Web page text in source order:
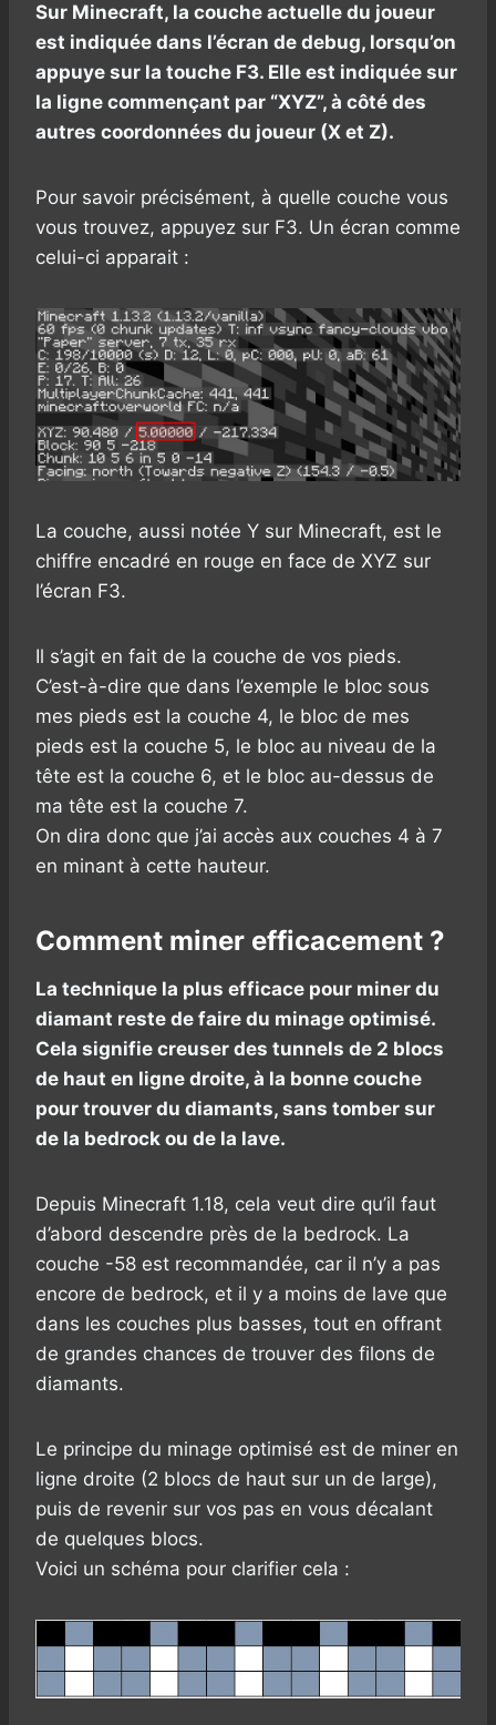
Sur Minecraft, la couche actuelle du joueur
est indiquée dans l’écran de debug, lorsqu’on
appuye sur la touche F3. Elle est indiquée sur
la ligne commençant par “XYZ”, à côté des
autres coordonnées du joueur (X et Z).
Pour savoir précisément, à quelle couche vous
vous trouvez, appuyez sur F3. Un écran comme
celui-ci apparait :
La couche, aussi notée Y sur Minecraft, est le
chiffre encadré en rouge en face de XYZ sur
l’écran F3.
Il s’agit en fait de la couche de vos pieds.
C’est-à-dire que dans l’exemple le bloc sous
mes pieds est la couche 4, le bloc de mes
pieds est la couche 5, le bloc au niveau de la
tête est la couche 6, et le bloc au-dessus de
ma tête est la couche 7.
On dira donc que j’ai accès aux couches 4 à 7
en minant à cette hauteur.
Comment miner efficacement ?
La technique la plus efficace pour miner du
diamant reste de faire du minage optimisé.
Cela signifie creuser des tunnels de 2 blocs
de haut en ligne droite, à la bonne couche
pour trouver du diamants, sans tomber sur
de la bedrock ou de la lave.
Depuis Minecraft 1.18, cela veut dire qu’il faut
d’abord descendre près de la bedrock. La
couche -58 est recommandée, car il n’y a pas
encore de bedrock, et il y a moins de lave que
dans les couches plus basses, tout en offrant
de grandes chances de trouver des filons de
diamants.
Le principe du minage optimisé est de miner en
ligne droite (2 blocs de haut sur un de large),
puis de revenir sur vos pas en vous décalant
de quelques blocs.
Voici un schéma pour clarifier cela :